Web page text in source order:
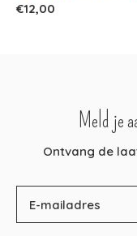
€12,00
Meld je
Ontvang de